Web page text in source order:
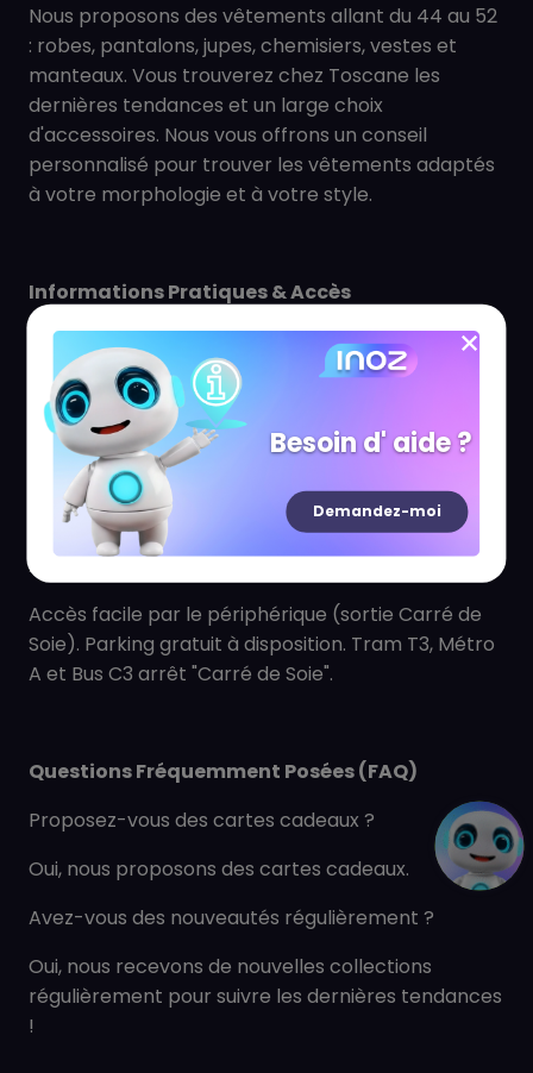
Nous proposons des vêtements allant du 44 au 52
: robes, pantalons, jupes, chemisiers, vestes et
manteaux. Vous trouverez chez Toscane les
dernières tendances et un large choix
d'accessoires. Nous vous offrons un conseil
personnalisé pour trouver les vêtements adaptés
à votre morphologie et à votre style.
Informations Pratiques & Accès
Adresse Complète
Toscane, Centre Commercial Carré de Soie, 2 Rue
Jacquard, 69120 Vaulx-en-Velin, Lyon.
Horaires d'Ouverture
Du lundi au samedi : 10h00 - 20h00.
Accès & Parking
Accès facile par le périphérique (sortie Carré de
Soie). Parking gratuit à disposition. Tram T3, Métro
A et Bus C3 arrêt "Carré de Soie".
Questions Fréquemment Posées (FAQ)
Proposez-vous des cartes cadeaux ?
Oui, nous proposons des cartes cadeaux.
Avez-vous des nouveautés régulièrement ?
Oui, nous recevons de nouvelles collections
régulièrement pour suivre les dernières tendances
!
Besoin d' aide ?
Demandez-moi